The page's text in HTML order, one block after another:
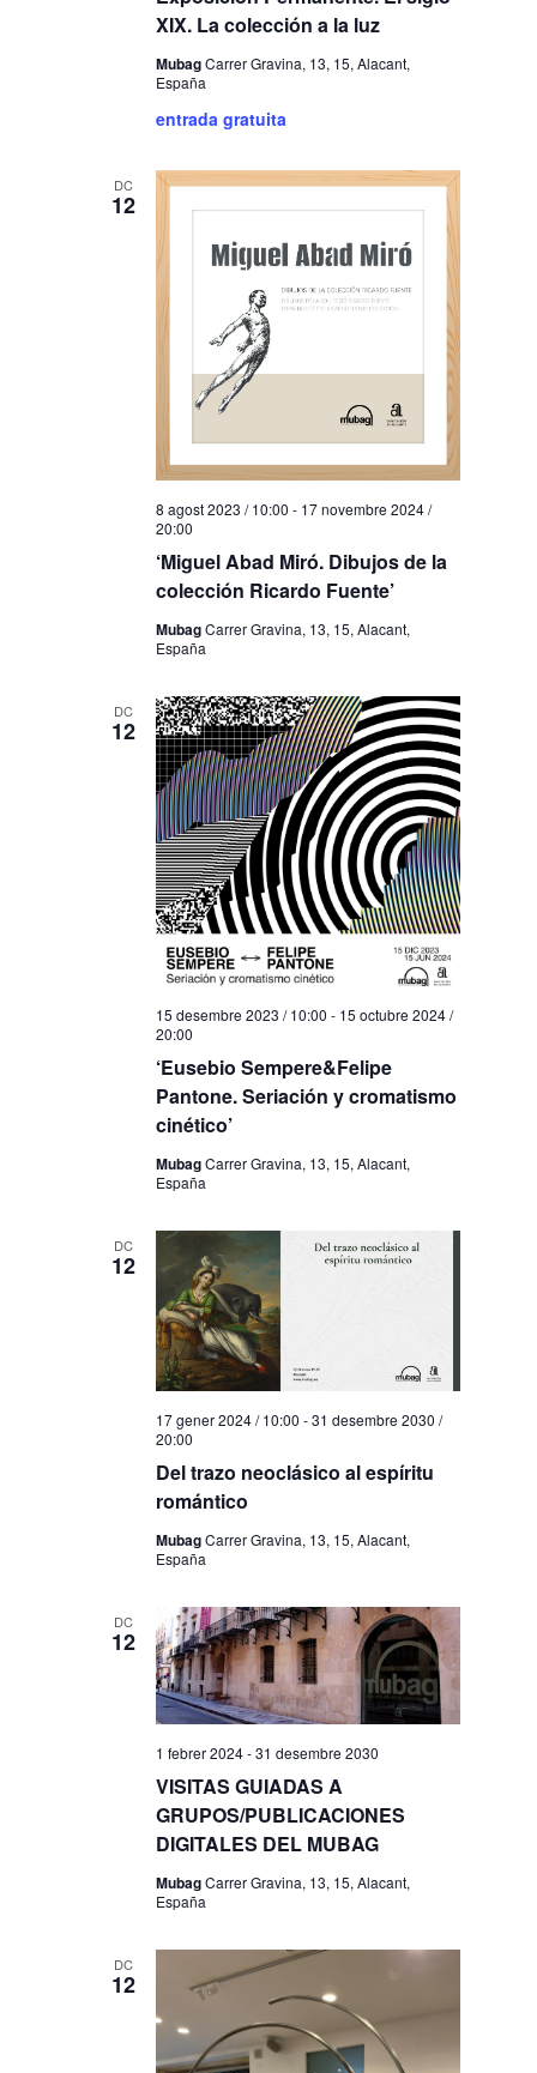
XIX. La colección a la luz
MubagCarrer Gravina, 13, 15, Alacant,
España
entrada gratuita
DC
12
‘Miguel Abad Miró. Dibujos de la
colección Ricardo Fuente’
8 agost 2023 / 10:00 - 17 novembre 2024 /
20:00
MubagCarrer Gravina, 13, 15, Alacant,
España
DC
12
‘Eusebio Sempere&Felipe
Pantone. Seriación y cromatismo
cinético’
15 desembre 2023 / 10:00 - 15 octubre 2024 /
20:00
MubagCarrer Gravina, 13, 15, Alacant,
España
DC
12
Del trazo neoclásico al espíritu
romántico
17 gener 2024 / 10:00 -31 desembre 2030 /
20:00
MubagCarrer Gravina, 13, 15, Alacant,
España
DC
12
VISITAS GUIADAS A
GRUPOS/PUBLICACIONES
DIGITALES DEL MUBAG
1 febrer 2024-31 desembre 2030
MubagCarrer Gravina, 13, 15, Alacant,
España
DC
12